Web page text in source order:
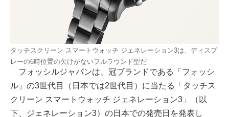
タッチスクリーン スマートウォッチ ジェネレーション3は、ディスプ
レーの6時位置の欠けがないフルラウンド型だ
フォッシルジャパンは、冠ブランドである「フォッシ
ル」の3世代目（日本では2世代目）に当たる「タッチス
クリーン スマートウォッチ ジェネレーション3」（以
下、ジェネレーション3）の日本での発売日を発表し